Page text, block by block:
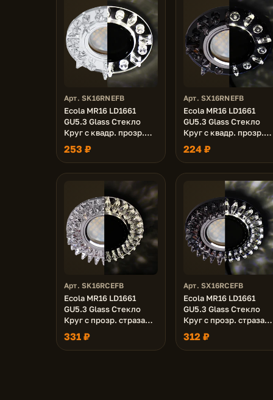
Арт. SK16RNEFB
Ecola MR16 LD1661
GU5.3 Glass Стекло
Круг с квадр. прозр.
стразами с
подсветкой/фон зерк./
центр.часть хром
42x95
253 ₽
Арт. SX16RNEFB
Ecola MR16 LD1661
GU5.3 Glass Стекло
Круг с квадр. прозр.
стразами с
подсветкой/фон черн./
центр.часть хром
42x95
224 ₽
Арт. SK16RCEFB
Ecola MR16 LD1661
GU5.3 Glass Стекло
Круг с прозр. стразами
Гребенка с
подсветкой/фон зерк./
центр.часть хром
331 ₽
Арт. SX16RCEFB
Ecola MR16 LD1661
GU5.3 Glass Стекло
Круг с прозр. стразами
Гребенка с
подсветкой/фон черн./
центр.часть хром
312 ₽